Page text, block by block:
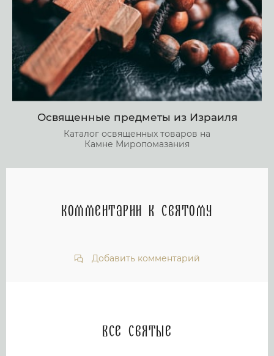
Освященные предметы из Израиля
Каталог освященных товаров на
Камне Миропомазания
Комментарии к святому
Добавить комментарий
Все святые